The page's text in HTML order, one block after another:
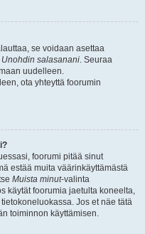
se voidaan asettaa
Unohdin salasanani. Seuraa
uudelleen.
ota yhteyttä foorumin
foorumi pitää sinut
estää muita väärinkäyttämästä
Muista minut-valinta
käytät foorumia jaetulta koneelta,
Jos et näe tätä
toiminnon käyttämisen.